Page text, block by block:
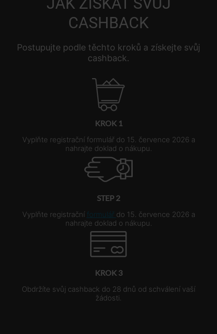
CASHBACK
Postupujte podle těchto kroků a získejte svůj
cashback.
KROK 1
Vyplňte registrační formulář do 15. července 2026 a
nahrajte doklad o nákupu.
STEP 2
Vyplňte registrační formulář do 15. července 2026 a
nahrajte doklad o nákupu.
KROK 3
Obdržíte svůj cashback do 28 dnů od schválení vaší
žádosti.